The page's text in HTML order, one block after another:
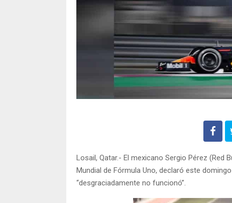
Losail, Qatar.- El mexicano Sergio Pérez (Red
Mundial de Fórmula Uno, declaró este
“desgraciadamente no funcionó”.